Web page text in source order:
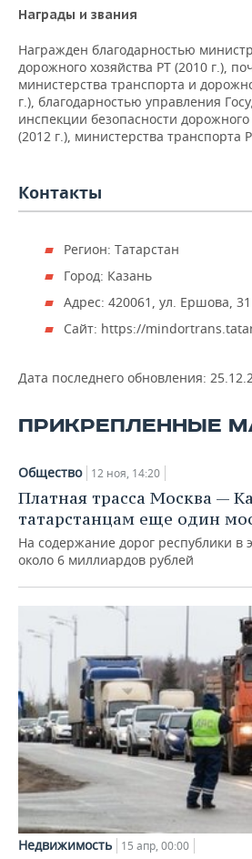
Награды и звания
Награжден благодарностью
дорожного хозяйства РТ (2010 г.),
министерства транспорта и
г.), благодарностью управления
инспекции безопасности
(2012 г.), министерства транспорта
Контакты
Регион: Татарстан
Город: Казань
Адрес: 420061, ул. Ершова,
Сайт: https://
Дата последнего обновления:
ПРИКРЕПЛЕННЫЕ
Общество 12 ноя, 14:20
Платная трасса Москва —
татарстанцам еще один
На содержание дорог республики в
около 6 миллиардов рублей
Недвижимость 15 апр, 00:00